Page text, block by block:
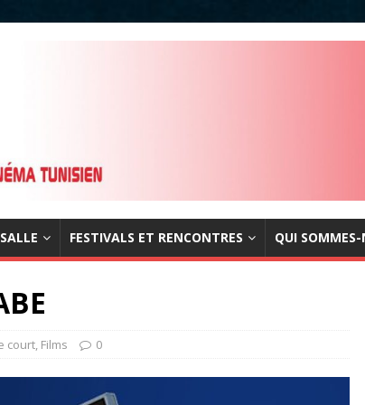
FESTIVALS ET RENCONTRES QUI SOMMES-
court, Films 0